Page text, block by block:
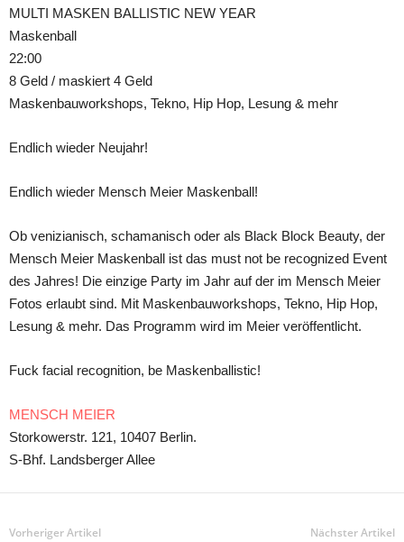
MULTI MASKEN BALLISTIC NEW YEAR
Maskenball
22:00
8 Geld / maskiert 4 Geld
Maskenbauworkshops, Tekno, Hip Hop, Lesung & mehr
Endlich wieder Neujahr!
Endlich wieder Mensch Meier Maskenball!
Ob venizianisch, schamanisch oder als Black Block Beauty, der
Mensch Meier Maskenball ist das must not be recognized Event
des Jahres! Die einzige Party im Jahr auf der im Mensch Meier
Fotos erlaubt sind. Mit Maskenbauworkshops, Tekno, Hip Hop,
Lesung & mehr. Das Programm wird im Meier veröffentlicht.
Fuck facial recognition, be Maskenballistic!
MENSCH MEIER
Storkowerstr. 121, 10407 Berlin.
S-Bhf. Landsberger Allee
Vorheriger Artikel Nächster Artikel